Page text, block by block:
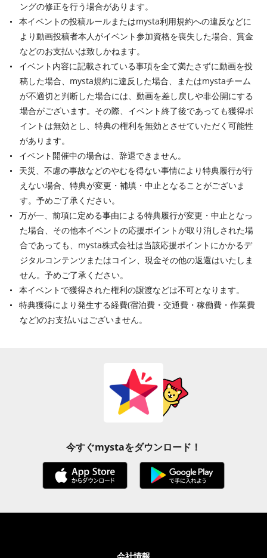
ングの修正を行う場合があります。
本イベントの投稿ルールまたはmysta利用規約への違反などに
より動画投稿者本人がイベント参加資格を喪失した場合、賞金
などのお支払いは致しかねます。
イベント内容に記載されている事項を全て満たさずに動画を投
稿した場合、mysta規約に違反した場合、またはmystaチーム
が不適切と判断した場合には、動画を差し戻しや非公開にする
場合がございます。その際、イベント終了後であっても獲得ポ
イントは無効とし、特典の権利を無効とさせていただく可能性
があります。
イベント開催中の場合は、辞退できません。
天災、不慮の事故などのやむを得ない事情により特典履行が行
えない場合、特典が変更・補填・中止となることがございま
す。予めご了承ください。
万が一、前項に定める事由による特典履行が変更・中止となっ
た場合、その他本イベントの応援ポイントが取り消しされた場
合であっても、mysta株式会社は当該応援ポイントにかかるデ
ジタルコンテンツまたはコイン、現金その他の返還はいたしま
せん。予めご了承ください。
本イベントで獲得された権利の譲渡などは不可となります。
特典獲得により発生する経費(宿泊費・交通費・稼働費・作業費
など)のお支払いはございません。
今すぐmystaをダウンロード！